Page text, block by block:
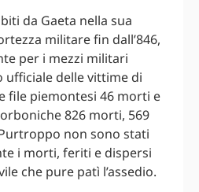
da Gaeta nella sua
militare fin dall’846,
per i mezzi militari
delle vittime di
file piemontesi 46 morti e
826 morti, 569
non sono stati
i morti, feriti e dispersi
che pure patì l’assedio.